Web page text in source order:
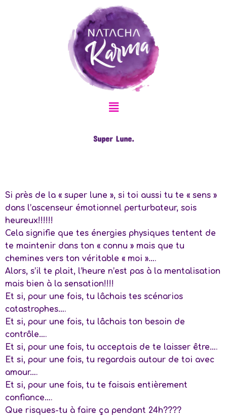
Menu
Super Lune.
Si près de la « super lune », si toi aussi tu te « sens »
dans l’ascenseur émotionnel perturbateur, sois
heureux!!!!!!
Cela signifie que tes énergies physiques tentent de
te maintenir dans ton « connu » mais que tu
chemines vers ton véritable « moi »….
Alors, s’il te plait, l’heure n’est pas à la mentalisation
mais bien à la sensation!!!!
Et si, pour une fois, tu lâchais tes scénarios
catastrophes….
Et si, pour une fois, tu lâchais ton besoin de
contrôle….
Et si, pour une fois, tu acceptais de te laisser être….
Et si, pour une fois, tu regardais autour de toi avec
amour….
Et si, pour une fois, tu te faisais entièrement
confiance….
Que risques-tu à faire ça pendant 24h????